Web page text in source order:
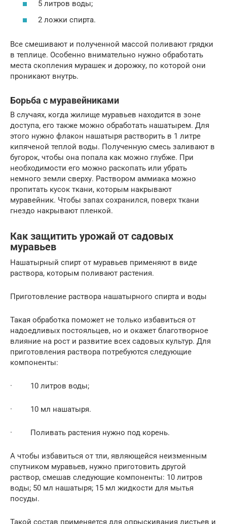
5 литров воды;
2 ложки спирта.
Все смешивают и полученной массой поливают грядки
в теплице. Особенно внимательно нужно обработать
места скопления мурашек и дорожку, по которой они
проникают внутрь.
Борьба с муравейниками
В случаях, когда жилище муравьев находится в зоне
доступа, его также можно обработать нашатырем. Для
этого нужно флакон нашатыря растворить в 1 литре
кипяченой теплой воды. Полученную смесь заливают в
бугорок, чтобы она попала как можно глубже. При
необходимости его можно раскопать или убрать
немного земли сверху. Раствором аммиака можно
пропитать кусок ткани, которым накрывают
муравейник. Чтобы запах сохранился, поверх ткани
гнездо накрывают пленкой.
Как защитить урожай от садовых
муравьев
Нашатырный спирт от муравьев применяют в виде
раствора, которым поливают растения.
Приготовление раствора нашатырного спирта и воды
Такая обработка поможет не только избавиться от
надоедливых постояльцев, но и окажет благотворное
влияние на рост и развитие всех садовых культур. Для
приготовления раствора потребуются следующие
компоненты:
· 10 литров воды;
· 10 мл нашатыря.
· Поливать растения нужно под корень.
А чтобы избавиться от тли, являющейся неизменным
спутником муравьев, нужно приготовить другой
раствор, смешав следующие компоненты: 10 литров
воды; 50 мл нашатыря; 15 мл жидкости для мытья
посуды.
Такой состав применяется для опрыскивания листьев и